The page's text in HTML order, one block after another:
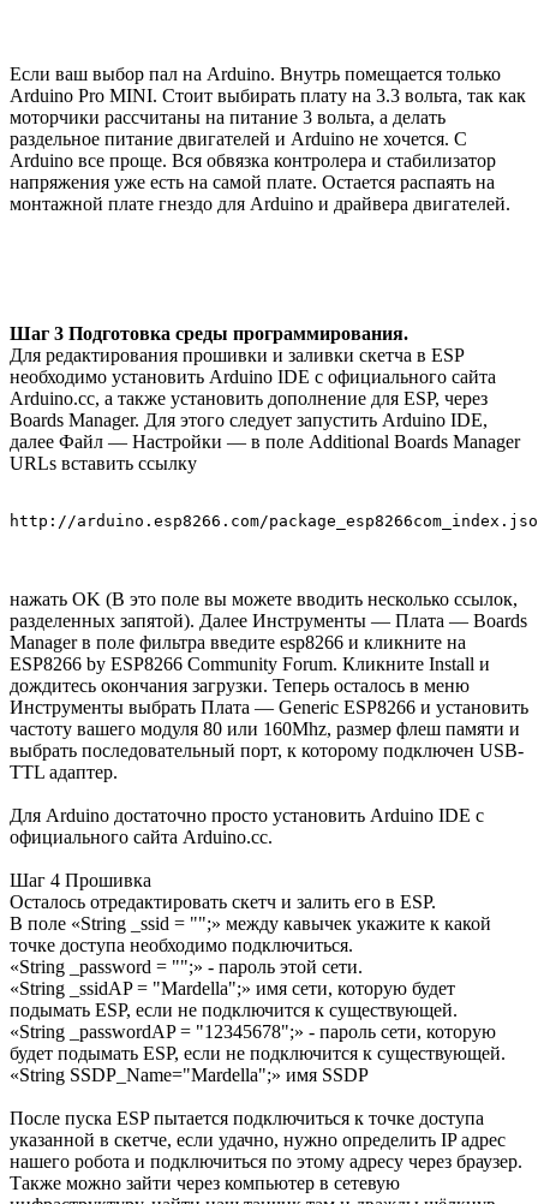
Если ваш выбор пал на Arduino. Внутрь помещается только
Arduino Pro MINI. Стоит выбирать плату на 3.3 вольта, так как
моторчики рассчитаны на питание 3 вольта, а делать
раздельное питание двигателей и Arduino не хочется. С
Arduino все проще. Вся обвязка контролера и стабилизатор
напряжения уже есть на самой плате. Остается распаять на
монтажной плате гнездо для Arduino и драйвера двигателей.
Шаг 3 Подготовка среды программирования.
Для редактирования прошивки и заливки скетча в ESP
необходимо установить Arduino IDE с официального сайта
Arduino.cc, а также установить дополнение для ESP, через
Boards Manager. Для этого следует запустить Arduino IDE,
далее Файл — Настройки — в поле Additional Boards Manager
URLs вставить ссылку
http://arduino.esp8266.com/
нажать OK (В это поле вы можете вводить несколько ссылок,
разделенных запятой). Далее Инструменты — Плата — Boards
Manager в поле фильтра введите esp8266 и кликните на
ESP8266 by ESP8266 Community Forum. Кликните Install и
дождитесь окончания загрузки. Теперь осталось в меню
Инструменты выбрать Плата — Generic ESP8266 и установить
частоту вашего модуля 80 или 160Mhz, размер флеш памяти и
выбрать последовательный порт, к которому подключен USB-
TTL адаптер.
Для Arduino достаточно просто установить Arduino IDE с
официального сайта Arduino.cc.
Шаг 4 Прошивка
Осталось отредактировать скетч и залить его в ESP.
В поле «String _ssid = "";» между кавычек укажите к какой
точке доступа необходимо подключиться.
«String _password = "";» - пароль этой сети.
«String _ssidAP = "Mardella";» имя сети, которую будет
подымать ESP, если не подключится к существующей.
«String _passwordAP = "12345678";» - пароль сети, которую
будет подымать ESP, если не подключится к существующей.
«String SSDP_Name="Mardella";» имя SSDP
После пуска ESP пытается подключиться к точке доступа
указанной в скетче, если удачно, нужно определить IP адрес
нашего робота и подключиться по этому адресу через браузер.
Также можно зайти через компьютер в сетевую